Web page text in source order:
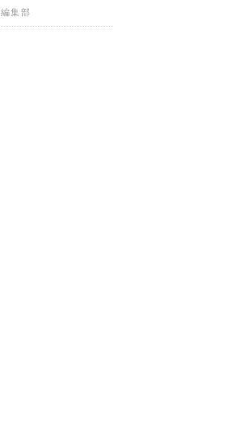
気ランキング10選♡
選び方も解説
集部